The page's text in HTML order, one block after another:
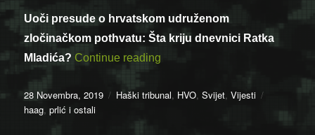
Uoči presude o hrvatskom udruženom
zločinačkom pothvatu: Šta kriju dnevnici Ratka
Mladića? Continue reading
Posted
on
28 Novembra, 2019 Categories
Haški tribunal, HVO,Svijet,Vijesti
haag,prlić i ostali